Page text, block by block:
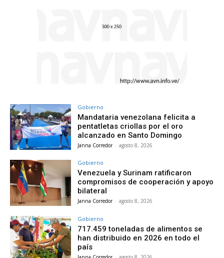
Gobierno
Mandataria venezolana felicita a
pentatletas criollas por el oro
alcanzado en Santo Domingo
Janna Corredor - agosto 8, 2026
Gobierno
Venezuela y Surinam ratificaron
compromisos de cooperación y apoyo
bilateral
Janna Corredor - agosto 8, 2026
Gobierno
717.459 toneladas de alimentos se
han distribuido en 2026 en todo el
país